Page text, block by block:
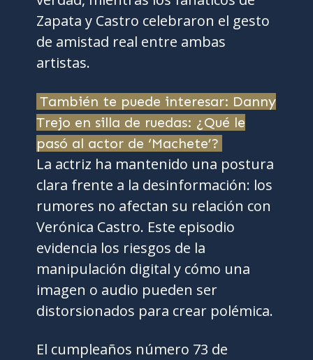
Zapata y Castro celebraron el gesto
de amistad real entre ambas
artistas.
También te puede interesar: Danny
Trejo en silla de ruedas: ¿Qué le
pasó al actor de ‘Machete’?
La actriz ha mantenido una postura
clara frente a la desinformación: los
rumores no afectan su relación con
Verónica Castro. Este episodio
evidencia los riesgos de la
manipulación digital y cómo una
imagen o audio pueden ser
distorsionados para crear polémica.
El cumpleaños número 73 de